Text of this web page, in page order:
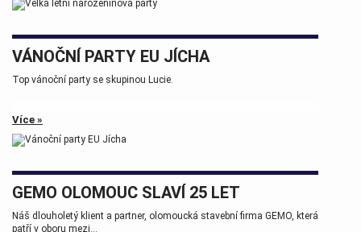
VÁNOČNÍ PARTY EU JÍCHA
Top vánoční party se skupinou Lucie.
Více »
GEMO OLOMOUC SLAVÍ 25 LET
Náš dlouholetý klient a partner, olomoucká stavební firma GEMO, která
patří v oboru mezi...